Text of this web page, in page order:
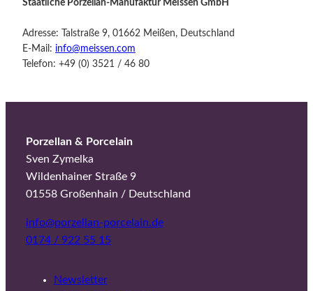
Staatliche Porzellan-Manufaktur Meissen GmbH
Adresse: Talstraße 9, 01662 Meißen, Deutschland
E-Mail: info@meissen.com
Telefon: +49 (0) 3521 / 46 80
Porzellan & Porcelain
Sven Zymelka
Wildenhainer Straße 9
01558 Großenhain / Deutschland
info@porzellan-porcelain.de
0174 / 922 55 15
Newsletter